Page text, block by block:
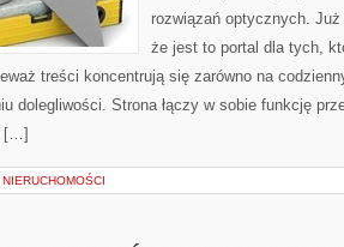
rozwiązań optycznych.
że jest to portal dla tych,
treści koncentrują się zarówno na
dolegliwości. Strona łączy w sobie funkcję
[…]
NIERUCHOMOŚCI